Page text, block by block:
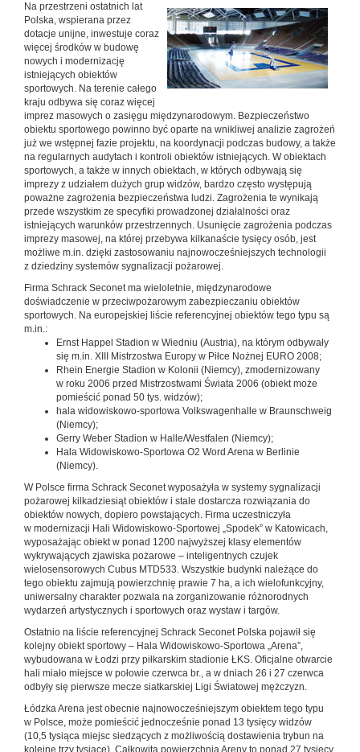
Na przestrzeni ostatnich lat
Polska, wspierana przez
dotacje unijne, inwestuje coraz
więcej środków w budowę
nowych i modernizację
istniejących obiektów
sportowych. Na terenie całego
kraju odbywa się coraz więcej
imprez masowych o zasięgu międzynarodowym. Bezpieczeństwo
obiektu sportowego powinno być oparte na wnikliwej analizie zagrożeń
już we wstępnej fazie projektu, na koordynacji podczas budowy, a także
na regularnych audytach i kontroli obiektów istniejących. W obiektach
sportowych, a także w innych obiektach, w których odbywają się
imprezy z udziałem dużych grup widzów, bardzo często występują
poważne zagrożenia bezpieczeństwa ludzi. Zagrożenia te wynikają
przede wszystkim ze specyfiki prowadzonej działalności oraz
istniejących warunków przestrzennych. Usunięcie zagrożenia podczas
imprezy masowej, na której przebywa kilkanaście tysięcy osób, jest
możliwe m.in. dzięki zastosowaniu najnowocześniejszych technologii
z dziedziny systemów sygnalizacji pożarowej.
Firma Schrack Seconet ma wieloletnie, międzynarodowe
doświadczenie w przeciwpożarowym zabezpieczaniu obiektów
sportowych. Na europejskiej liście referencyjnej obiektów tego typu są
m.in.:
Ernst Happel Stadion w Wiedniu (Austria), na którym odbywały
się m.in. XIII Mistrzostwa Europy w Piłce Nożnej EURO 2008;
Rhein Energie Stadion w Kolonii (Niemcy), zmodernizowany
w roku 2006 przed Mistrzostwami Świata 2006 (obiekt może
pomieścić ponad 50 tys. widzów);
hala widowiskowo-sportowa Volkswagenhalle w Braunschweig
(Niemcy);
Gerry Weber Stadion w Halle/Westfalen (Niemcy);
Hala Widowiskowo-Sportowa O2 Word Arena w Berlinie
(Niemcy).
W Polsce firma Schrack Seconet wyposażyła w systemy sygnalizacji
pożarowej kilkadziesiąt obiektów i stale dostarcza rozwiązania do
obiektów nowych, dopiero powstających. Firma uczestniczyła
w modernizacji Hali Widowiskowo-Sportowej „Spodek” w Katowicach,
wyposażając obiekt w ponad 1200 najwyższej klasy elementów
wykrywających zjawiska pożarowe – inteligentnych czujek
wielosensorowych Cubus MTD533. Wszystkie budynki należące do
tego obiektu zajmują powierzchnię prawie 7 ha, a ich wielofunkcyjny,
uniwersalny charakter pozwala na zorganizowanie różnorodnych
wydarzeń artystycznych i sportowych oraz wystaw i targów.
Ostatnio na liście referencyjnej Schrack Seconet Polska pojawił się
kolejny obiekt sportowy – Hala Widowiskowo-Sportowa „Arena”,
wybudowana w Łodzi przy piłkarskim stadionie ŁKS. Oficjalne otwarcie
hali miało miejsce w połowie czerwca br., a w dniach 26 i 27 czerwca
odbyły się pierwsze mecze siatkarskiej Ligi Światowej mężczyzn.
Łódzka Arena jest obecnie najnowocześniejszym obiektem tego typu
w Polsce, może pomieścić jednocześnie ponad 13 ­tysięcy widzów
(10,5 tysiąca miejsc siedzących z możliwością dostawienia trybun na